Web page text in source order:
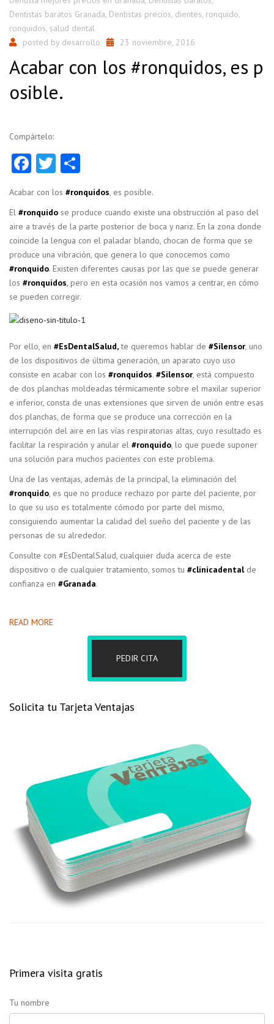
Dentistas baratos Granada Dentistas precios dientes ronquido
ronquidos salud dental
posted by desarrollo 23 noviembre, 2016
Acabar con los #ronquidos, es p
osible.
Compártelo:
Facebook
Twitter
Acabar con los #ronquidos, es posible.
El #ronquido se produce cuando existe una obstrucción al paso del
aire a través de la parte posterior de boca y nariz. En la zona donde
coincide la lengua con el paladar blando, chocan de forma que se
produce una vibración, que genera lo que conocemos como
#ronquido. Existen diferentes causas por las que se puede generar
los #ronquidos, pero en esta ocasión nos vamos a centrar, en cómo
se pueden corregir.
Por ello, en #EsDentalSalud,te queremos hablar de #Silensor, uno
de los dispositivos de última generación, un aparato cuyo uso
consiste en acabar con los #ronquidos. #Silensor, está compuesto
de dos planchas moldeadas térmicamente sobre el maxilar superior
e inferior, consta de unas extensiones que sirven de unión entre esas
dos planchas, de forma que se produce una corrección en la
interrupción del aire en las vías respiratorias altas, cuyo resultado es
facilitar la respiración y anular el #ronquido, lo que puede suponer
una solución para muchos pacientes con este problema.
Una de las ventajas, además de la principal, la eliminación del
#ronquido, es que no produce rechazo por parte del paciente, por
lo que su uso es totalmente cómodo por parte del mismo,
consiguiendo aumentar la calidad del sueño del paciente y de las
personas de su alrededor.
Consulte con #EsDentalSalud, cualquier duda acerca de este
dispositivo o de cualquier tratamiento, somos tu #clínicadentalde
confianza en #Granada.
READ MORE
PEDIR CITA
Solicita tu Tarjeta Ventajas
Primera visita gratis
Tu nombre